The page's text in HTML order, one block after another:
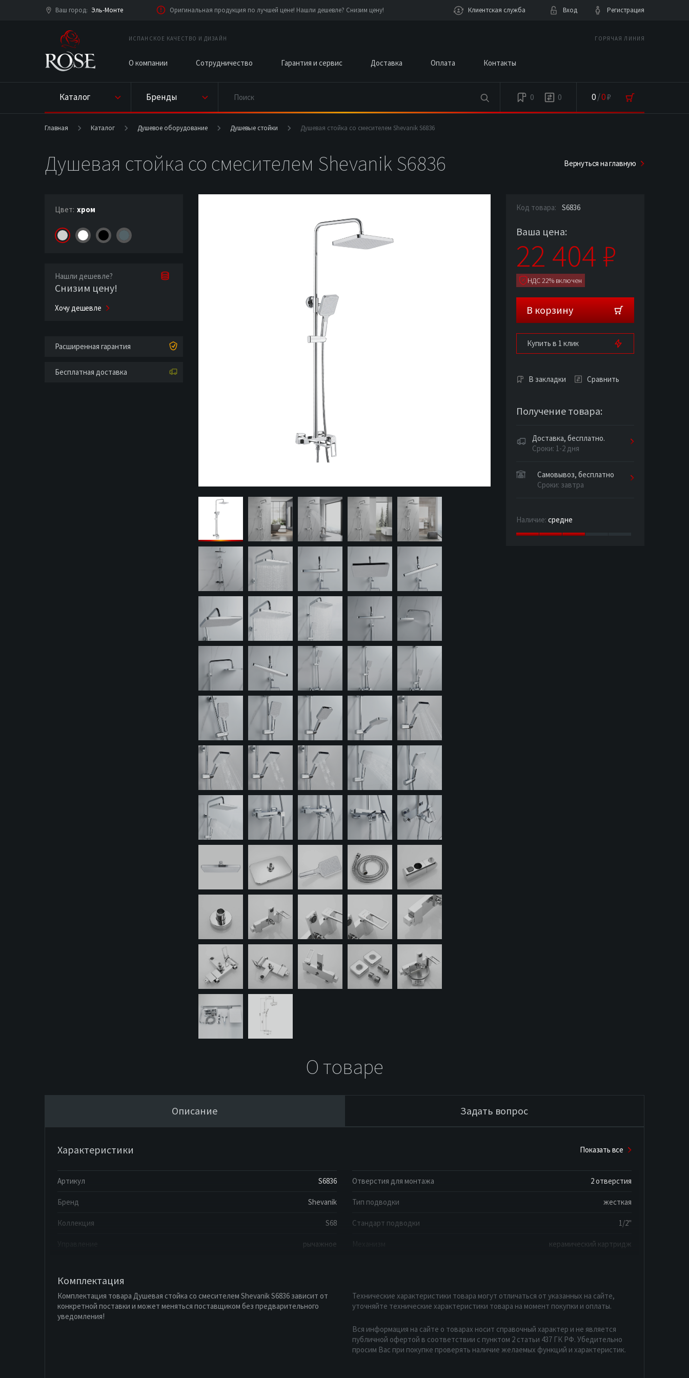
Ваш город: Эль-Монте Клиентская служба Вход Регистрация
ИСПАНСКОЕ КАЧЕСТВО И ДИЗАЙН
О компании Сотрудничество Гарантия и сервис Доставка Оплата Контакты
ГОРЯЧАЯ ЛИНИЯ
Каталог Бренды 0 0 0/0₽
Главная Каталог Душевое оборудование Душевые стойки Душевая стойка со смесителем Shevanik S6836
Душевая стойка со смесителем Shevanik S6836 Вернуться на главную
Цвет: хром
Нашли дешевле?
Снизим цену!
Хочу дешевле
Расширенная гарантия
Бесплатная доставка
Код товара: S6836
Ваша цена:
22 404₽
НДС 22% включен
В корзину
Купить в 1 клик
В закладки Сравнить
Получение товара:
Доставка, бесплатно.
Сроки: 1-2 дня
Самовывоз, бесплатно
Сроки: завтра
Наличие: средне
О товаре
Описание Задать вопрос
Характеристики Показать все
Артикул S6836
Бренд Shevanik
Коллекция S68
рычажное
Отверстия для монтажа 2 отверстия
Тип подводки жесткая
Стандарт подводки 1/2"
керамический картридж
Комплектация
Комплектация товара Душевая стойка со смесителем Shevanik S6836 зависит от
конкретной поставки и может меняться поставщиком без предварительного
уведомления!
Технические характеристики товара могут отличаться от указанных на сайте,
уточняйте технические характеристики товара на момент покупки и оплаты.
Вся информация на сайте о товарах носит справочный характер и не является
публичной офертой в соответствии с пунктом 2 статьи 437 ГК РФ. Убедительно
просим Вас при покупке проверять наличие желаемых функций и характеристик.